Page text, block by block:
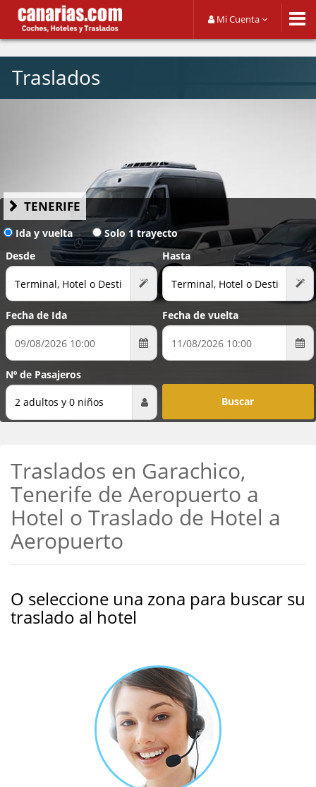
Mi Cuenta
Traslados
TENERIFE
Ida y vuelta
Solo 1 trayecto
Desde
Hasta
Fecha de Ida Fecha de vuelta
Nº de Pasajeros
2 adultos y 0 niños
Traslados en Garachico,
Tenerife de Aeropuerto a
Hotel o Traslado de Hotel a
Aeropuerto
O seleccione una zona para buscar su
traslado al hotel